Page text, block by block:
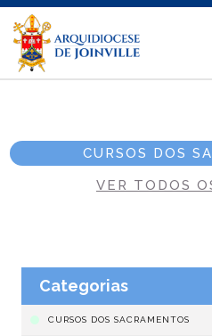
CURSOS DOS
VER TODOS
Categorias
CURSOS DOS SACRAMENTOS